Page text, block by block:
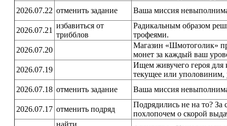
2026.07.22 отменить задание Ваша миссия
2026.07.21
избавиться от
трибблов
Радикальным образом
трофеями.
2026.07.20
Магазин «Шмотоголик»
монет за каждый ваш
2026.07.19
Ищем живучего героя для
текущее или уполовиним,
2026.07.18 отменить задание Ваша миссия
2026.07.17 отменить подряд
Подрядились не на то?
похлопочем о скорой
найти